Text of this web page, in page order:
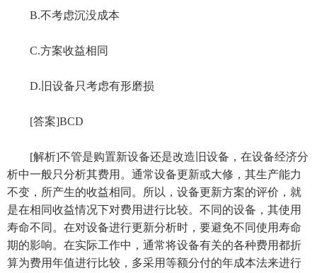
B.不考虑沉没成本
C.方案收益相同
D.旧设备只考虑有形磨损
[答案]BCD
[解析]不管是购置新设备还是改造旧设备，在设备经济分
析中一般只分析其费用。通常设备更新或大修，其生产能力
不变，所产生的收益相同。所以，设备更新方案的评价，就
是在相同收益情况下对费用进行比较。不同的设备，其使用
寿命不同。在对设备进行更新分析时，要避免不同使用寿命
期的影响。在实际工作中，通常将设备有关的各种费用都折
算为费用年值进行比较，多采用等额分付的年成本法来进行